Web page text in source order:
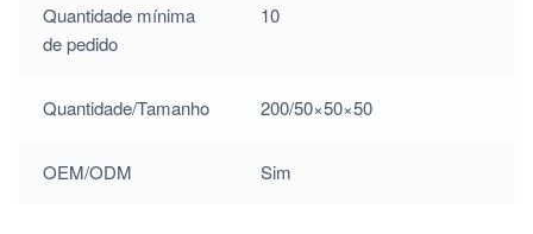
Quantidade mínima
de pedido
10
Quantidade/Tamanho 200/50×50×50
OEM/ODM Sim